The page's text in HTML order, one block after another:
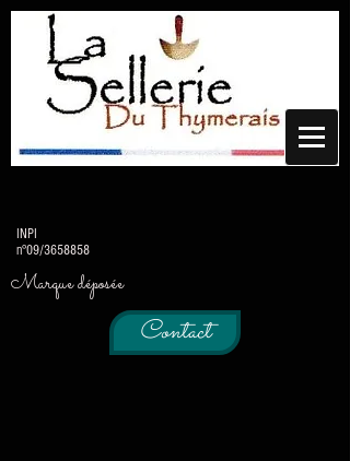
INPI
n°09/3658858
Marque déposée
Contact